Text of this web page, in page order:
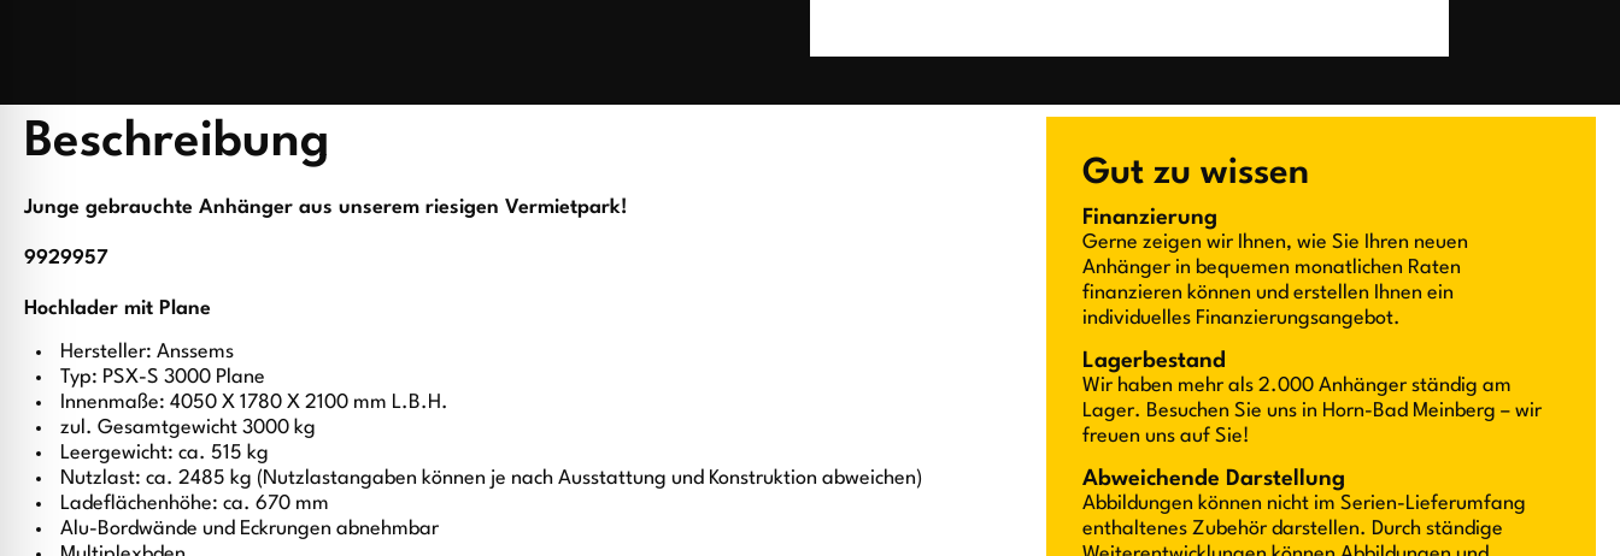
Beschreibung
Junge gebrauchte Anhänger aus unserem riesigen Vermietpark!
9929957
Hochlader mit Plane
Hersteller: Anssems
Typ: PSX-S 3000 Plane
Innenmaße: 4050 X 1780 X 2100 mm L.B.H.
zul. Gesamtgewicht 3000 kg
Leergewicht: ca. 515 kg
Nutzlast: ca. 2485 kg (Nutzlastangaben können je nach Ausstattung und Konstruktion abweichen)
Ladeflächenhöhe: ca. 670 mm
Alu-Bordwände und Eckrungen abnehmbar
Gut zu wissen
Finanzierung
Gerne zeigen wir Ihnen, wie Sie Ihren neuen
Anhänger in bequemen monatlichen Raten
finanzieren können und erstellen Ihnen ein
individuelles Finanzierungsangebot.
Lagerbestand
Wir haben mehr als 2.000 Anhänger ständig am
Lager. Besuchen Sie uns in Horn-Bad Meinberg – wir
freuen uns auf Sie!
Abweichende Darstellung
Abbildungen können nicht im Serien-Lieferumfang
enthaltenes Zubehör darstellen. Durch ständige